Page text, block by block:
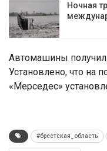
Ночная
Автомашины
Установлено, что на
«Мерседес»
#брестская_область